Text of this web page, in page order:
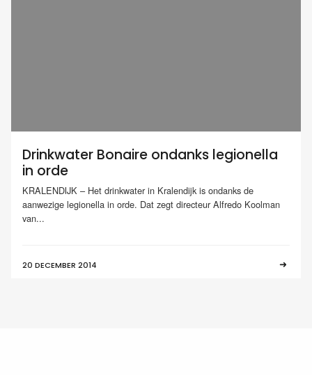
Drinkwater Bonaire ondanks legionella
in orde
KRALENDIJK – Het drinkwater in Kralendijk is ondanks de
aanwezige legionella in orde. Dat zegt directeur Alfredo Koolman
van...
20 DECEMBER 2014